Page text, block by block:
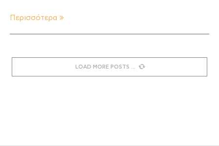
Περισσότερα
LOAD MORE POSTS